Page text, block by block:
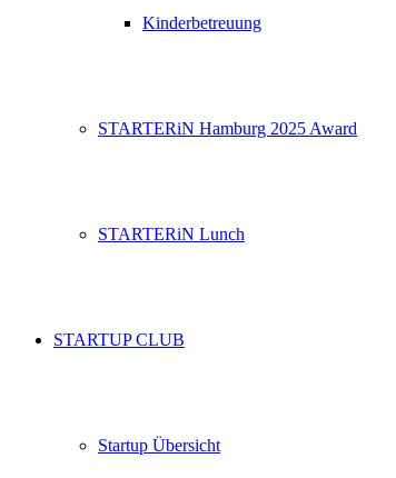
Kinderbetreuung
STARTERiN Hamburg 2025 Award
STARTERiN Lunch
STARTUP CLUB
Startup Übersicht